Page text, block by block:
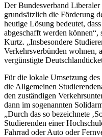
Der Bundesverband
grundsätzlich die Förderung
heutige Lösung bedeutet,
abgeschafft werden können“,
Kurtz. „Insbesondere
Verkehrsverbünden wohnen,
vergünstigte
Für die lokale Umsetzung des
die Allgemeinen
den zuständigen
dann im sogenannten
„Durch das so bezeichnete
Studierenden einer
Fahrrad oder Auto oder